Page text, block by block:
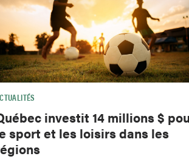
investit 14 millions $
sport et les loisirs dans les